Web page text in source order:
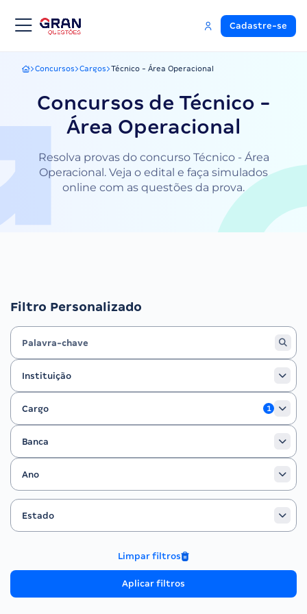
Cadastre-se
Gran Questões
Concursos Cargos Técnico - Área Operacional
Concursos de Técnico -
Área Operacional
Resolva provas do concurso Técnico - Área
Operacional. Veja o edital e faça simulados
online com as questões da prova.
Filtro Personalizado
Instituição
Instituição
Cargo
Cargo
1
Banca
Banca
Ano
Ano
Filtrar por Estado
Estado
Estado
Limpar filtros
Aplicar filtros